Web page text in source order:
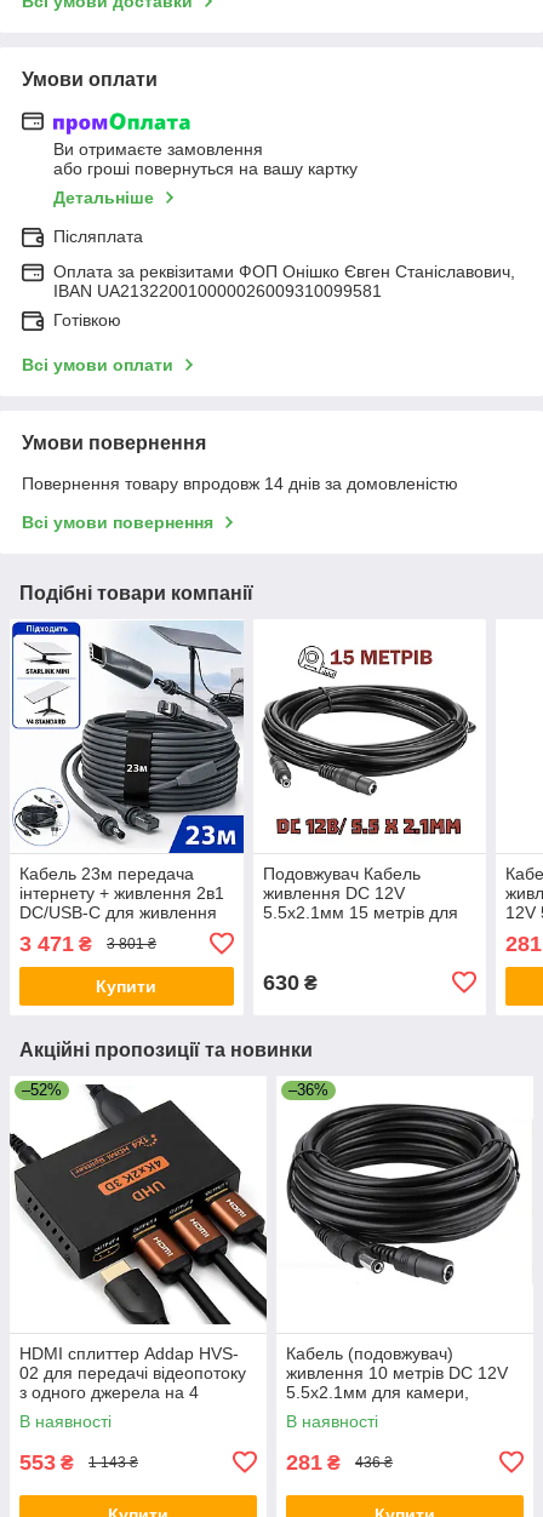
Умови оплати
Ви отримаєте замовлення
або гроші повернуться на вашу картку
Детальніше
Післяплата
Оплата за реквізитами ФОП Онішко Євген Станіславович,
IBAN UA213220010000026009310099581
Готівкою
Всі умови оплати
Умови повернення
Повернення товару впродовж 14 днів за домовленістю
Всі умови повернення
Подібні товари компанії
Кабель 23м передача
інтернету + живлення 2в1
DC/USB-C для живлення
Starlink Mini / V4 Standard
3 471 ₴ 3 801 ₴
Купити
Подовжувач Кабель
живлення DC 12V
5.5х2.1мм 15 метрів для
630₴
12V
281
Акційні пропозиції та новинки
–52%
HDMI сплиттер Addap HVS-
02 для передачі відеопотоку
з одного джерела на 4
монітори
В наявності
553 ₴ 1 143 ₴
–36%
Кабель (подовжувач)
живлення 10 метрів DC 12V
5.5х2.1мм для камери,
роутера, LED стрічки (Роз'єм
«тато-мама»)
В наявності
281 ₴ 436 ₴